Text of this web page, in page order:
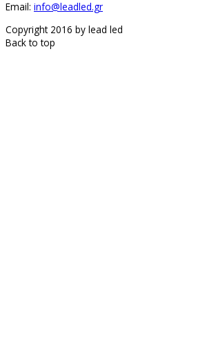
Email: info@leadled.gr
Copyright 2016 by lead led
Back to top